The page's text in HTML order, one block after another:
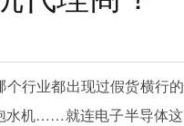
业都出现过假货横行
水机……就连电子半导体